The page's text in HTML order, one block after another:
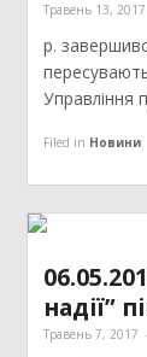
Травень 13, 2017
р.
Управління
Filed in Новини
надії”
Травень 7, 2017